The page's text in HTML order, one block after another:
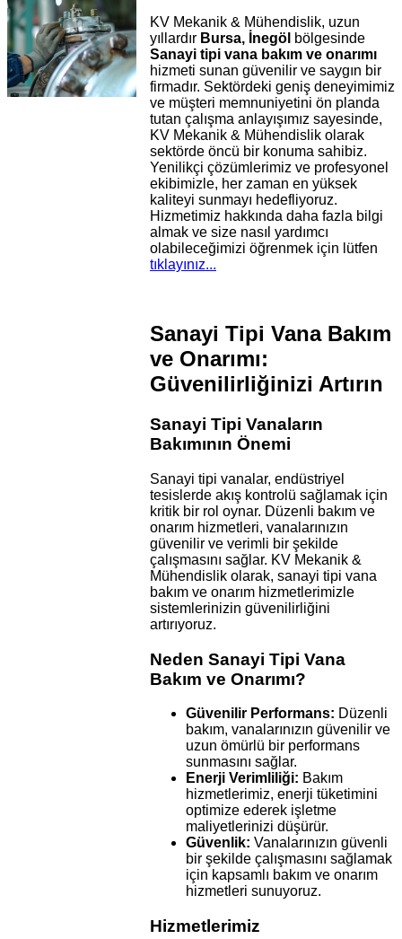
KV Mekanik & Mühendislik, uzun
yıllardır Bursa, İnegöl bölgesinde
Sanayi tipi vana bakım ve onarımı
hizmeti sunan güvenilir ve saygın bir
firmadır. Sektördeki geniş deneyimimiz
ve müşteri memnuniyetini ön planda
tutan çalışma anlayışımız sayesinde,
KV Mekanik & Mühendislik olarak
sektörde öncü bir konuma sahibiz.
Yenilikçi çözümlerimiz ve profesyonel
ekibimizle, her zaman en yüksek
kaliteyi sunmayı hedefliyoruz.
Hizmetimiz hakkında daha fazla bilgi
almak ve size nasıl yardımcı
olabileceğimizi öğrenmek için lütfen
tıklayınız...
Sanayi Tipi Vana Bakım
ve Onarımı:
Güvenilirliğinizi Artırın
Sanayi Tipi Vanaların
Bakımının Önemi
Sanayi tipi vanalar, endüstriyel
tesislerde akış kontrolü sağlamak için
kritik bir rol oynar. Düzenli bakım ve
onarım hizmetleri, vanalarınızın
güvenilir ve verimli bir şekilde
çalışmasını sağlar. KV Mekanik &
Mühendislik olarak, sanayi tipi vana
bakım ve onarım hizmetlerimizle
sistemlerinizin güvenilirliğini
artırıyoruz.
Neden Sanayi Tipi Vana
Bakım ve Onarımı?
Güvenilir Performans: Düzenli
bakım, vanalarınızın güvenilir ve
uzun ömürlü bir performans
sunmasını sağlar.
Enerji Verimliliği: Bakım
hizmetlerimiz, enerji tüketimini
optimize ederek işletme
maliyetlerinizi düşürür.
Güvenlik: Vanalarınızın güvenli
bir şekilde çalışmasını sağlamak
için kapsamlı bakım ve onarım
hizmetleri sunuyoruz.
Hizmetlerimiz